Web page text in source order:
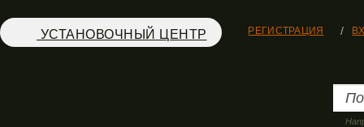
УСТАНОВОЧНЫЙ ЦЕНТР РЕГИСТРАЦИЯ